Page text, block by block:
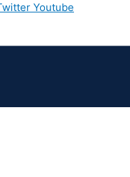
Youtube